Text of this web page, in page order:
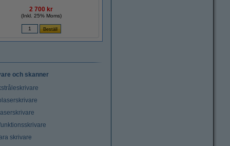
2 700 kr
(Inkl. 25% Moms)
och skanner
skrivare